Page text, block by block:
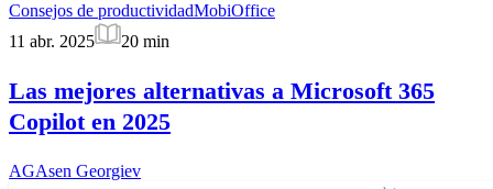
Consejos de productividadMobiOffice
11 abr. 2025
20 min
Las mejores alternativas a Microsoft 365
Copilot en 2025
AGAsen Georgiev